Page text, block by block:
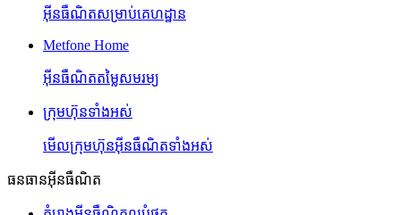
អ៊ីនធឺណិតសម្រាប់គេហដ្ឋាន
Metfone Home
អ៊ីនធឺណិតតម្លៃសមរម្យ
ក្រុមហ៊ុនទាំងអស់
មើលក្រុមហ៊ុនអ៊ីនធឺណិតទាំងអស់
ធនធានអ៊ីនធឺណិត